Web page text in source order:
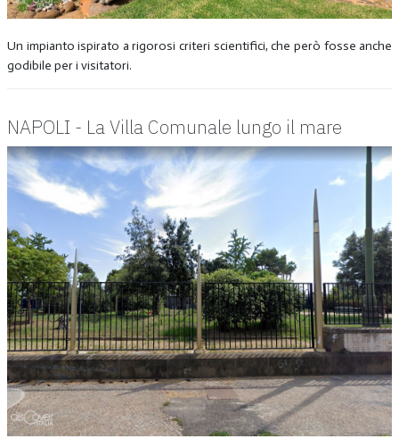
Un impianto ispirato a rigorosi criteri scientifici, che però fosse anche
godibile per i visitatori.
NAPOLI - La Villa Comunale lungo il mare